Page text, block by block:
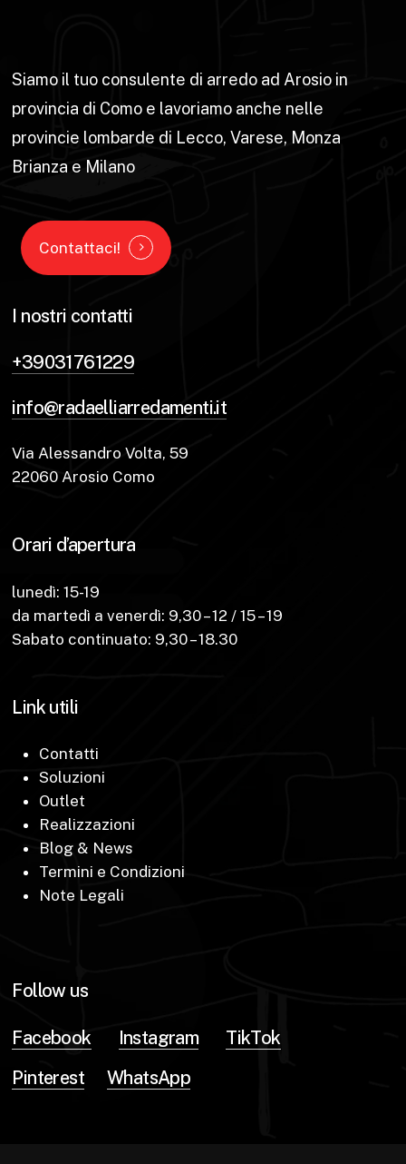
Siamo il tuo consulente di arredo ad Arosio in
provincia di Como e lavoriamo anche nelle
provincie lombarde di Lecco, Varese, Monza
Brianza e Milano
Contattaci!
I nostri contatti
+39031761229
info@radaelliarredamenti.it
Via Alessandro Volta, 59
22060 Arosio Como
Orari d’apertura
lunedì: 15-19
da martedì a venerdì: 9,30 – 12 / 15 – 19
Sabato continuato: 9,30 – 18.30
Link utili
Contatti
Soluzioni
Outlet
Realizzazioni
Blog & News
Termini e Condizioni
Note Legali
Follow us
Facebook Instagram
TikTok
Pinterest
WhatsApp